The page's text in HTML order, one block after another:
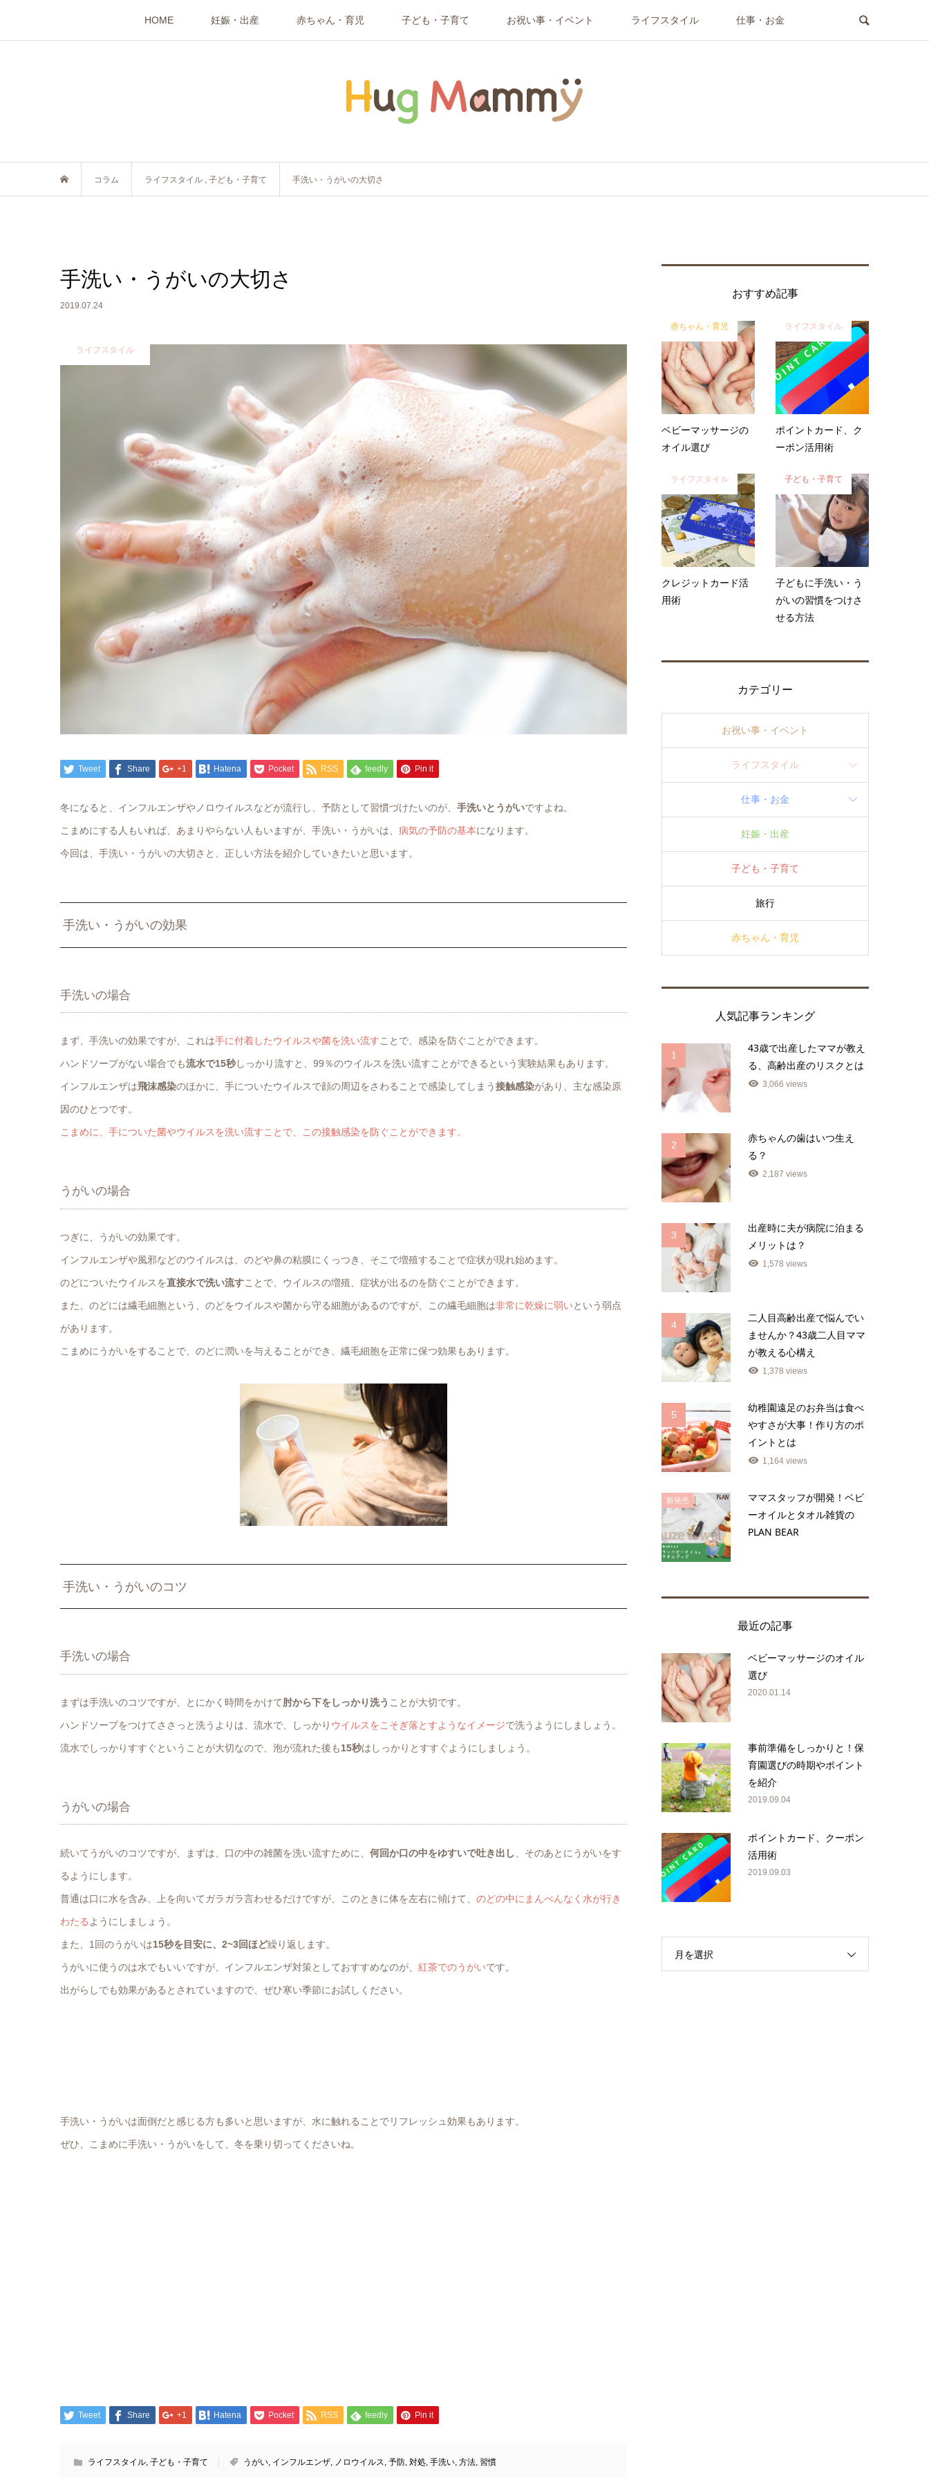
HOME 妊娠・出産 赤ちゃん・育児 子ども・子育て お祝い事・イベント ライフスタイル 仕事・お金
コラム ライフスタイル , 子ども・子育て 手洗い・うがいの大切さ
手洗い・うがいの大切さ
2019.07.24
ライフスタイル
Tweet Share +1 Hatena Pocket RSS feedly Pin it
冬になると、インフルエンザやノロウイルスなどが流行し、予防として習慣づけたいのが、 手洗いとうがいですよね。
こまめにする人もいれば、あまりやらない人もいますが、手洗い・うがいは、 病気の予防の基本になります。
今回は、手洗い・うがいの大切さと、正しい方法を紹介していきたいと思います。
手洗い・うがいの効果
手洗いの場合
まず、手洗いの効果ですが、これは手に付着したウイルスや菌を洗い流すことで、感染を防ぐことができます。
ハンドソープがない場合でも流水で15秒しっかり流すと、99％のウイルスを洗い流すことができるという実験結果もあります。
インフルエンザは飛沫感染のほかに、手についたウイルスで顔の周辺をさわることで感染してしまう接触感染があり、主な感染原
因のひとつです。
こまめに、手についた菌やウイルスを洗い流すことで、この接触感染を防ぐことができます。
うがいの場合
つぎに、うがいの効果です。
インフルエンザや風邪などのウイルスは、のどや鼻の粘膜にくっつき、そこで増殖することで症状が現れ始めます。
のどについたウイルスを直接水で洗い流すことで、ウイルスの増殖、症状が出るのを防ぐことができます。
また、のどには繊毛細胞という、のどをウイルスや菌から守る細胞があるのですが、この繊毛細胞は非常に乾燥に弱いという弱点
があります。
こまめにうがいをすることで、のどに潤いを与えることができ、繊毛細胞を正常に保つ効果もあります。
手洗い・うがいのコツ
手洗いの場合
まずは手洗いのコツですが、とにかく時間をかけて肘から下をしっかり洗う ことが大切です。
ハンドソープをつけてささっと洗うよりは、流水で、しっかり ウイルスをこそぎ落とすようなイメージで洗うようにしましょう。
流水でしっかりすすぐということが大切なので、泡が流れた後も15秒はしっかりとすすぐようにしましょう。
うがいの場合
続いてうがいのコツですが、まずは、口の中の雑菌を洗い流すために、 何回か口の中をゆすいで吐き出し 、そのあとにうがいをす
るようにします。
普通は口に水を含み、上を向いてガラガラ言わせるだけですが、このときに体を左右に傾けて、 のどの中にまんべんなく水が行き
わたる ようにしましょう。
また、1回のうがいは15秒を目安に、2~3回ほど繰り返します。
うがいに使うのは水でもいいですが、インフルエンザ対策としておすすめなのが、 紅茶でのうがいです。
出がらしでも効果があるとされていますので、ぜひ寒い季節にお試しください。
手洗い・うがいは面倒だと感じる方も多いと思いますが、水に触れることでリフレッシュ効果もあります。
ぜひ、こまめに手洗い・うがいをして、冬を乗り切ってくださいね。
Tweet Share +1 Hatena Pocket RSS feedly Pin it
ライフスタイル, 子ども・子育て うがい, インフルエンザ, ノロウイルス, 予防, 対処, 手洗い, 方法, 習慣
おすすめ記事
赤ちゃん・育児
ベビーマッサージの
オイル選び
ライフスタイル
ポイントカード、ク
ーポン活用術
ライフスタイル
クレジットカード活
用術
子ども・子育て
子どもに手洗い・う
がいの習慣をつけさ
せる方法
カテゴリー
お祝い事・イベント
ライフスタイル
仕事・お金
妊娠・出産
子ども・子育て
旅行
赤ちゃん・育児
人気記事ランキング
1
43歳で出産したママが教え
る、高齢出産のリスクとは
3,066 views
2
赤ちゃんの歯はいつ生え
る？
2,187 views
3
出産時に夫が病院に泊まる
メリットは？
1,578 views
4
二人目高齢出産で悩んでい
ませんか？43歳二人目ママ
が教える心構え
1,378 views
5
幼稚園遠足のお弁当は食べ
やすさが大事！作り方のポ
イントとは
1,164 views
新発売
ママスタッフが開発！ベビ
ーオイルとタオル雑貨の
PLAN BEAR
最近の記事
ベビーマッサージのオイル
選び
2020.01.14
事前準備をしっかりと！保
育園選びの時期やポイント
を紹介
2019.09.04
ポイントカード、クーポン
活用術
2019.09.03
月を選択